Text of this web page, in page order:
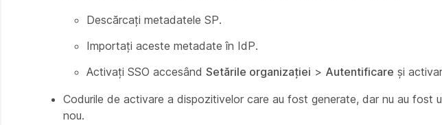
Descărcați metadatele SP.
Importați aceste metadate în IdP.
Activați SSO accesând Setările organizației > Autentificare și
Codurile de activare a dispozitivelor care au fost generate, dar nu au fost
nou.